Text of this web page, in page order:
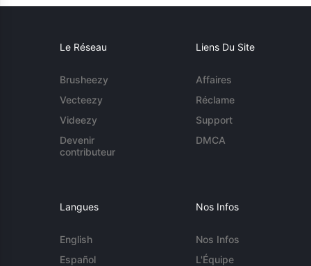
Le Réseau
Brusheezy
Vecteezy
Videezy
Devenir
contributeur
Liens Du Site
Affaires
Réclame
Support
DMCA
Langues
English
Español
Nos Infos
Nos Infos
L'Équipe